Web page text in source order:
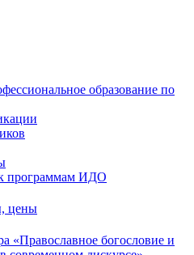
образование по
программам ИДО
цены
«Православное богословие и